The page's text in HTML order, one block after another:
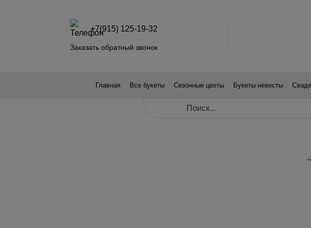
+7(915) 125-19-32
Заказать обратный звонок
Главная Все букеты Сезонные цветы Букеты невесты